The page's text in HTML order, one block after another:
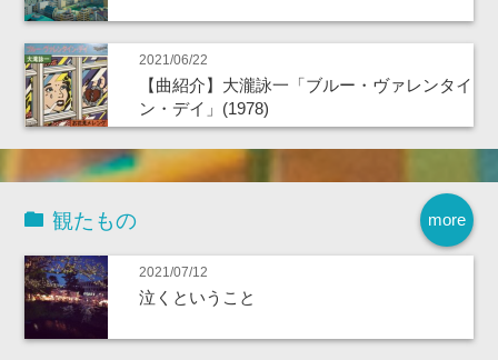
2021/06/22
【曲紹介】大瀧詠一「ブルー・ヴァレンタイ
ン・デイ」(1978)
more
観たもの
2021/07/12
泣くということ